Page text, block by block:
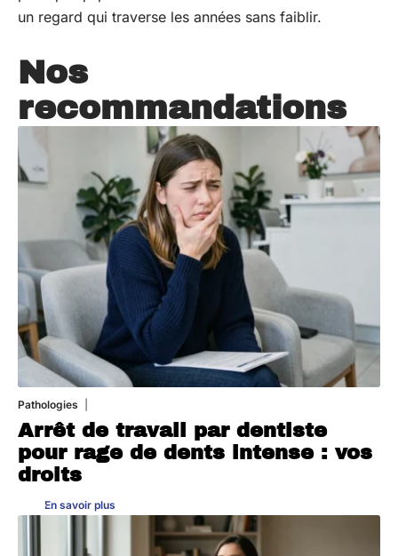
un regard qui traverse les années sans faiblir.
Nos
recommandations
Pathologies
Arrêt de travail par dentiste
pour rage de dents intense : vos
droits
En savoir plus